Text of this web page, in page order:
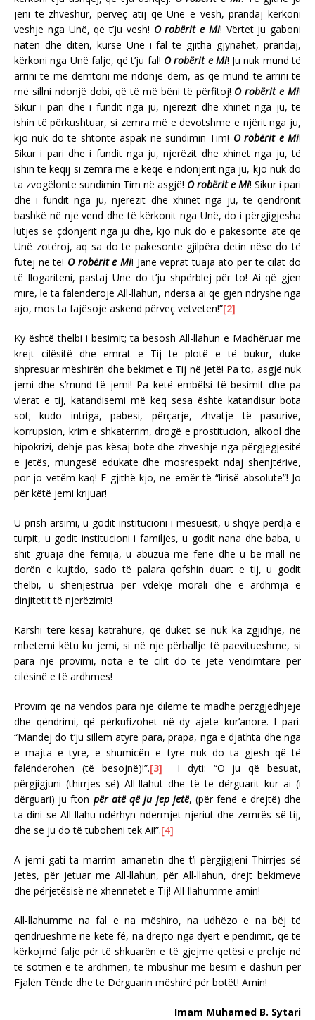
jeni të zhveshur, përveç atij që Unë e vesh, prandaj kërkoni
veshje nga Unë, që t’ju vesh! O robërit e Mi! Vërtet ju gaboni
natën dhe ditën, kurse Unë i fal të gjitha gjynahet, prandaj,
kërkoni nga Unë falje, që t’ju fal! O robërit e Mi! Ju nuk mund të
arrini të më dëmtoni me ndonjë dëm, as që mund të arrini të
më sillni ndonjë dobi, që të më bëni të përfitoj! O robërit e Mi!
Sikur i pari dhe i fundit nga ju, njerëzit dhe xhinët nga ju, të
ishin të përkushtuar, si zemra më e devotshme e njërit nga ju,
kjo nuk do të shtonte aspak në sundimin Tim! O robërit e Mi!
Sikur i pari dhe i fundit nga ju, njerëzit dhe xhinët nga ju, të
ishin të këqij si zemra më e keqe e ndonjërit nga ju, kjo nuk do
ta zvogëlonte sundimin Tim në asgjë! O robërit e Mi! Sikur i pari
dhe i fundit nga ju, njerëzit dhe xhinët nga ju, të qëndronit
bashkë në një vend dhe të kërkonit nga Unë, do i përgjigjesha
lutjes së çdonjërit nga ju dhe, kjo nuk do e pakësonte atë që
Unë zotëroj, aq sa do të pakësonte gjilpëra detin nëse do të
futej në të! O robërit e Mi! Janë veprat tuaja ato për të cilat do
të llogariteni, pastaj Unë do t’ju shpërblej për to! Ai që gjen
mirë, le ta falënderojë All-llahun, ndërsa ai që gjen ndryshe nga
ajo, mos ta fajësojë askënd përveç vetveten!”[2]
Ky është thelbi i besimit; ta besosh All-llahun e Madhëruar me
krejt cilësitë dhe emrat e Tij të plotë e të bukur, duke
shpresuar mëshirën dhe bekimet e Tij në jetë! Pa to, asgjë nuk
jemi dhe s’mund të jemi! Pa këtë ëmbëlsi të besimit dhe pa
vlerat e tij, katandisemi më keq sesa është katandisur bota
sot; kudo intriga, pabesi, përçarje, zhvatje të pasurive,
korrupsion, krim e shkatërrim, drogë e prostitucion, alkool dhe
hipokrizi, dehje pas kësaj bote dhe zhveshje nga përgjegjësitë
e jetës, mungesë edukate dhe mosrespekt ndaj shenjtërive,
por jo vetëm kaq! E gjithë kjo, në emër të “lirisë absolute”! Jo
për këtë jemi krijuar!
U prish arsimi, u godit institucioni i mësuesit, u shqye perdja e
turpit, u godit institucioni i familjes, u godit nana dhe baba, u
shit gruaja dhe fëmija, u abuzua me fenë dhe u bë mall në
dorën e kujtdo, sado të palara qofshin duart e tij, u godit
thelbi, u shënjestrua për vdekje morali dhe e ardhmja e
dinjitetit të njerëzimit!
Karshi tërë kësaj katrahure, që duket se nuk ka zgjidhje, ne
mbetemi këtu ku jemi, si në një përballje të paevitueshme, si
para një provimi, nota e të cilit do të jetë vendimtare për
cilësinë e të ardhmes!
Provim që na vendos para nje dileme të madhe përzgjedhjeje
dhe qëndrimi, që përkufizohet në dy ajete kur’anore. I pari:
“Mandej do t’ju sillem atyre para, prapa, nga e djathta dhe nga
e majta e tyre, e shumicën e tyre nuk do ta gjesh që të
falënderohen (të besojnë)!”.[3] I dyti: “O ju që besuat,
përgjigjuni (thirrjes së) All-llahut dhe të të dërguarit kur ai (i
dërguari) ju fton për atë që ju jep jetë, (për fenë e drejtë) dhe
ta dini se All-llahu ndërhyn ndërmjet njeriut dhe zemrës së tij,
dhe se ju do të tuboheni tek Ai!”.[4]
A jemi gati ta marrim amanetin dhe t’i përgjigjeni Thirrjes së
Jetës, për jetuar me All-llahun, për All-llahun, drejt bekimeve
dhe përjetësisë në xhennetet e Tij! All-llahumme amin!
All-llahumme na fal e na mëshiro, na udhëzo e na bëj të
qëndrueshmë në këtë fé, na drejto nga dyert e pendimit, që të
kërkojmë falje për të shkuarën e të gjejmë qetësi e prehje në
të sotmen e të ardhmen, të mbushur me besim e dashuri për
Fjalën Tënde dhe të Dërguarin mëshirë për botët! Amin!
Imam Muhamed B. Sytari